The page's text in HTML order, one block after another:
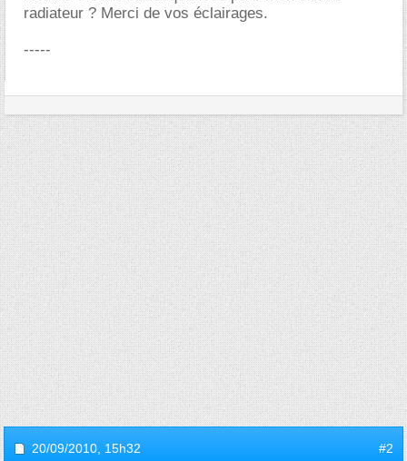
radiateur ? Merci de vos éclairages.
-----
20/09/2010, 15h32 #2